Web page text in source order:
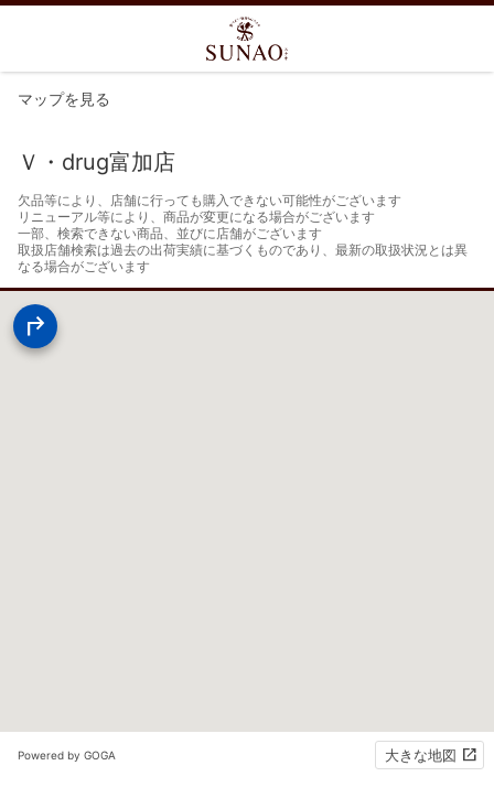
マップを見る
Ｖ・drug富加店
欠品等により、店舗に行っても購入できない可能性がございます
リニューアル等により、商品が変更になる場合がございます
一部、検索できない商品、並びに店舗がございます
取扱店舗検索は過去の出荷実績に基づくものであり、最新の取扱状況とは異
なる場合がございます
Powered by GOGA 大きな地図